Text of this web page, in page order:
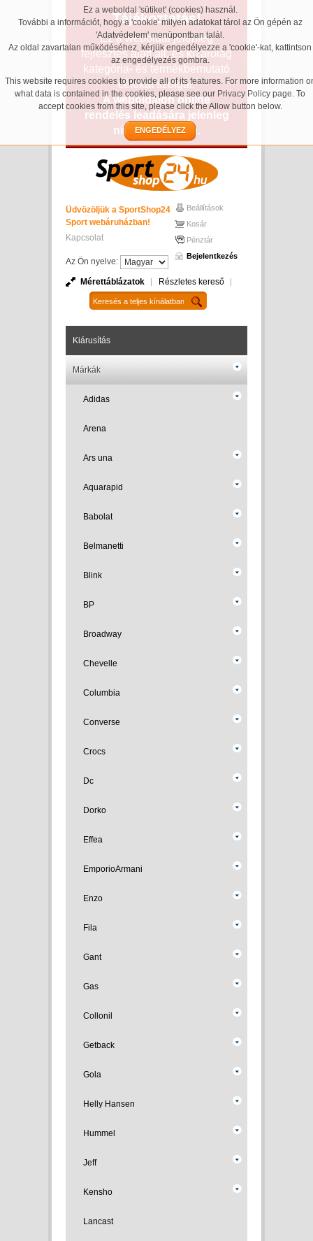
Ez a weboldal 'sütiket' (cookies) használ.
További a információt, hogy a 'cookie' milyen adatokat tárol az Ön gépén az
'Adatvédelem' menüpontban talál.
Az oldal zavartalan működéséhez, kérjük engedélyezze a 'cookie'-kat, kattintson
az engedélyezés gombra.
This website requires cookies to provide all of its features. For more information
what data is contained in the cookies, please see our Privacy Policy page. To
accept cookies from this site, please click the Allow button below.
ENGEDÉLYEZ
Tájékoztatás!
Ez a weboldal jelenleg
fejlesztés alatt áll, és kizárólag
kategória- és termékbemutató
célokat szolgál.
A weboldalon online
rendelés leadására jelenleg
nincs lehetőség.
Üdvözöljük a SportShop24
Sport webáruházban!
Kapcsolat
Az Ön nyelve:
Beállítások
Kosár
Pénztár
Bejelentkezés
Mérettáblázatok Részletes kereső
Kiárusítás
Márkák
Adidas
Arena
Ars una
Aquarapid
Babolat
Belmanetti
Blink
BP
Broadway
Chevelle
Columbia
Converse
Crocs
Dc
Dorko
Effea
EmporioArmani
Enzo
Fila
Gant
Gas
Collonil
Getback
Gola
Helly Hansen
Hummel
Jeff
Kensho
Lancast